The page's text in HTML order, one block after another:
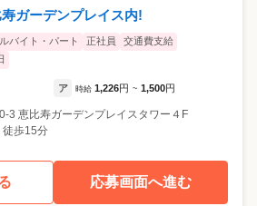
ガーデンプレイス内!
バイト・パート 正社員
交通費支給
ア 時給 1,226円 ~ 1,500円
3 恵比寿ガーデンプレイスタワー４F
徒歩15分
応募画面へ進む